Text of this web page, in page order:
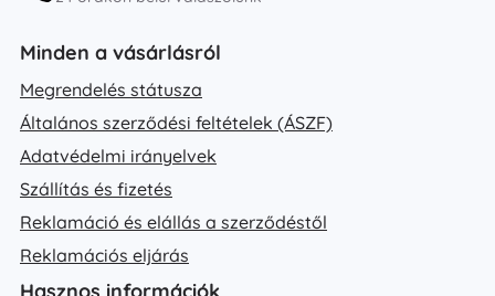
Minden a vásárlásról
Megrendelés státusza
Általános szerződési feltételek (ÁSZF)
Adatvédelmi irányelvek
Szállítás és fizetés
Reklamáció és elállás a szerződéstől
Reklamációs eljárás